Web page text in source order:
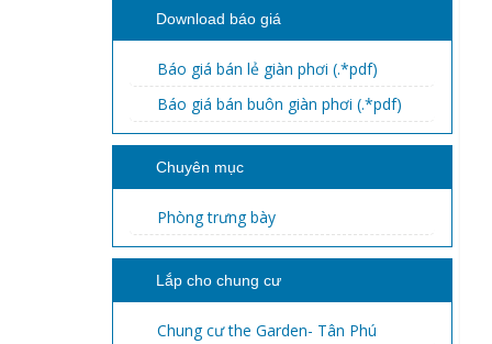
Download báo giá
Báo giá bán lẻ giàn phơi (.*pdf)
Báo giá bán buôn giàn phơi (.*pdf)
Chuyên mục
Phòng trưng bày
Lắp cho chung cư
Chung cư the Garden- Tân Phú